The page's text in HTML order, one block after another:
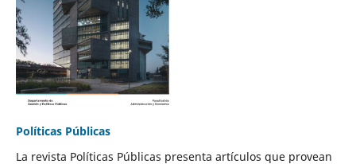
Políticas Públicas
La revista Políticas Públicas presenta artículos que provean